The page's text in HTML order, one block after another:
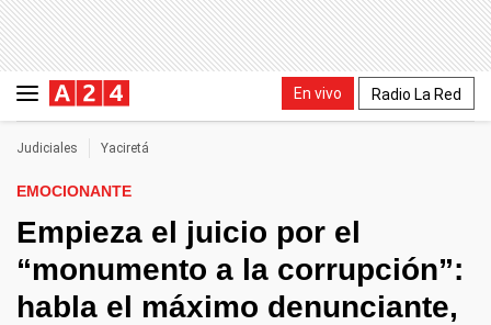
En vivo Radio La Red
Judiciales Yaciretá
EMOCIONANTE
Empieza el juicio por el
“monumento a la corrupción”:
habla el máximo denunciante,